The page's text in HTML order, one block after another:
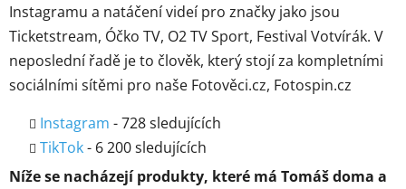
Instagramu a natáčení videí pro značky jako jsou
Ticketstream, Óčko TV, O2 TV Sport, Festival Votvírák. V
neposlední řadě je to člověk, který stojí za kompletními
sociálními sítěmi pro naše Fotověci.cz, Fotospin.cz
Instagram - 728 sledujících
TikTok- 6 200 sledujících
Níže se nacházejí produkty, které má Tomáš doma a